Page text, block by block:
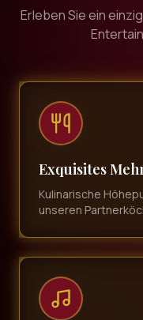
Erleben Sie ein
Exquisites
Kulinarische
unseren